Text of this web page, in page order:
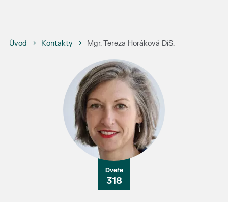
Úvod Kontakty Mgr. Tereza Horáková DiS.
318